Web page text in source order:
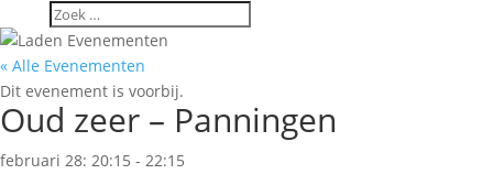
« Alle Evenementen
Dit evenement is voorbij.
Oud zeer – Panningen
februari 28: 20:15 - 22:15